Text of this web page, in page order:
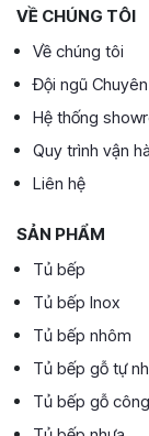
VỀ CHÚNG TÔI
Về chúng tôi
Đội ngũ
Hệ thống
Quy trình vận
Liên hệ
SẢN PHẨM
Tủ bếp
Tủ bếp Inox
Tủ bếp nhôm
Tủ bếp gỗ tự
Tủ bếp gỗ